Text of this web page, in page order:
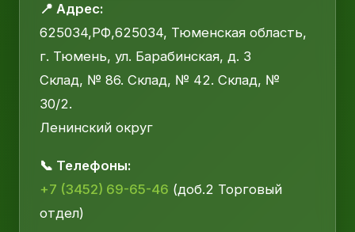
📍 Адрес:
625034,РФ,625034, Тюменская область,
г. Тюмень, ул. Барабинская, д. 3
Склад, № 86. Склад, № 42. Склад, №
30/2.
Ленинский округ
📞 Телефоны:
+7 (3452) 69-65-46 (доб.2 Торговый
отдел)